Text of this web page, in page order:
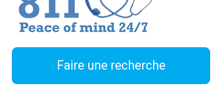
Faire une recherche